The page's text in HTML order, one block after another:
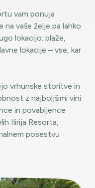
vam ponuja
vaše želje pa lahko
lokacijo: plaže,
lokacije – vse, kar
vrhunske storitve in
z najboljšimi vini
in povabljence
Ilirija Resorta,
posestvu